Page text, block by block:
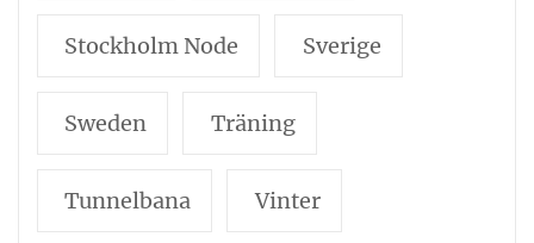
Stockholm Node Sverige
Sweden Träning
Tunnelbana Vinter